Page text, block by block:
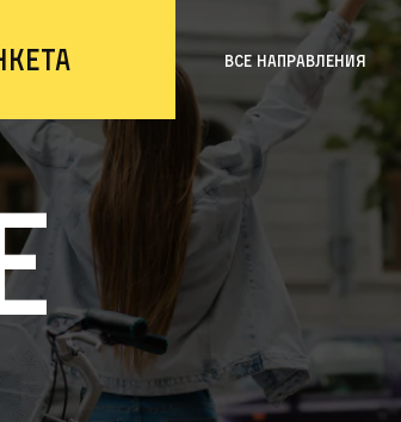
Все направления